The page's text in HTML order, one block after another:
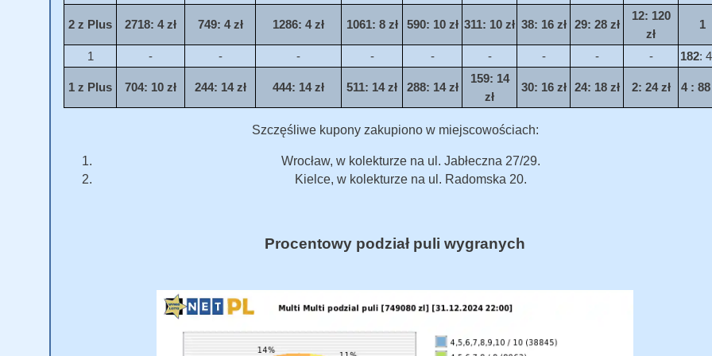
2 z Plus 2718: 4 zł 749: 4 zł 1286: 4 zł 1061: 8 zł 590: 10 zł 311: 10 zł 38: 16 zł 29: 28 zł
12: 120
zł
1
1 - - - - - - - - - 182:
1 z Plus 704: 10 zł 244: 14 zł 444: 14 zł 511: 14 zł 288: 14 zł
159: 14
zł
30: 16 zł 24: 18 zł 2: 24 zł 4 : 88
Szczęśliwe kupony zakupiono w miejscowościach:
Wrocław, w kolekturze na ul. Jabłeczna 27/29.
Kielce, w kolekturze na ul. Radomska 20.
Procentowy podział puli wygranych